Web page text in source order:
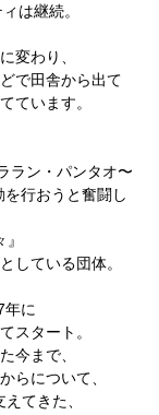
は継続。
変わり、
で田舎から出て
ています。
ラン・パンタオ〜
行おうと奮闘し
している団体。
年に
スタート。
今まで、
らについて、
てきた、